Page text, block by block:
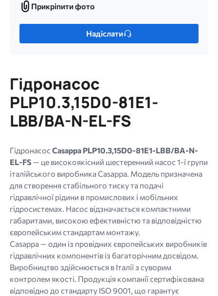
Прикріпити
фото
Прикріпити фото
Лише
МБ.
Дозволені
типи:
gif
jpg
png.
Надіслати
Гідронасос
PLP10.3,15D0-81E1-
LBB/BA-N-EL-FS
Гідронасос Casappa PLP10.3,15D0-81E1-LBB/BA-N-
EL-FS — це високоякісний шестеренний насос 1-ї групи
італійського виробника Casappa. Модель призначена
для створення стабільного тиску та подачі
гідравлічної рідини в промислових і мобільних
гідросистемах. Насос відзначається компактними
габаритами, високою ефективністю та відповідністю
європейським стандартам монтажу.
Casappa — один із провідних європейських виробників
гідравлічних компонентів із багаторічним досвідом.
Виробництво здійснюється в Італії з суворим
контролем якості. Продукція компанії сертифікована
відповідно до стандарту ISO 9001, що гарантує